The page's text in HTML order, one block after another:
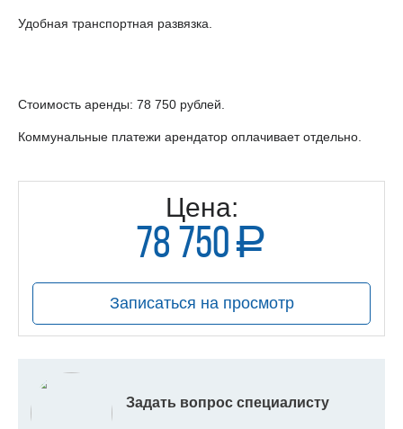
Удобная транспортная развязка.
Стоимость аренды: 78 750 рублей.
Коммунальные платежи арендатор оплачивает отдельно.
Цена:
78 750 a
руб.
Записаться на просмотр
Задать вопрос специалисту